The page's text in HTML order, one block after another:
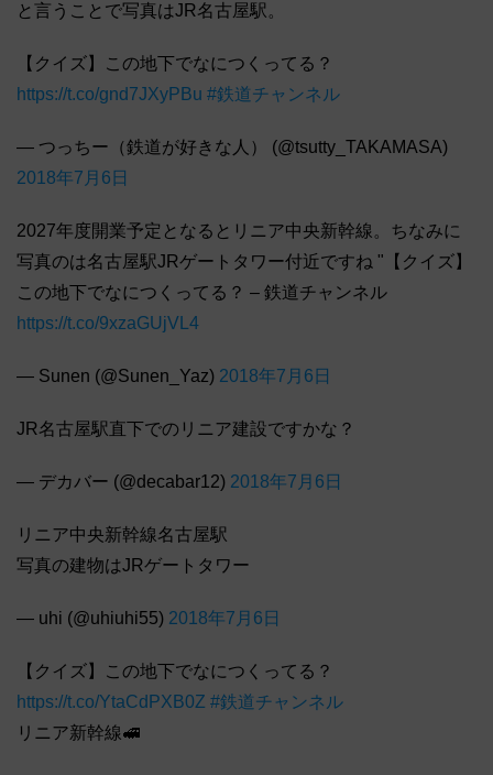
と言うことで写真はJR名古屋駅。
【クイズ】この地下でなにつくってる？
https://t.co/gnd7JXyPBu #鉄道チャンネル
— つっちー（鉄道が好きな人） (@tsutty_TAKAMASA)
2018年7月6日
2027年度開業予定となるとリニア中央新幹線。ちなみに
写真のは名古屋駅JRゲートタワー付近ですね "【クイズ】
この地下でなにつくってる？ – 鉄道チャンネル
https://t.co/9xzaGUjVL4
— Sunen (@Sunen_Yaz) 2018年7月6日
JR名古屋駅直下でのリニア建設ですかな？
— デカバー (@decabar12) 2018年7月6日
リニア中央新幹線名古屋駅
写真の建物はJRゲートタワー
— uhi (@uhiuhi55) 2018年7月6日
【クイズ】この地下でなにつくってる？
https://t.co/YtaCdPXB0Z #鉄道チャンネル
リニア新幹線🚅